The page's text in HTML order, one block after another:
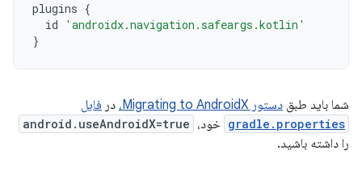
plugins {
id
'androidx.navigation.safeargs.kotlin'
}
شما باید طبق دستور Migrating to AndroidX، در فایل
gradle.properties خود، android.useAndroidX=true
را داشته باشید.